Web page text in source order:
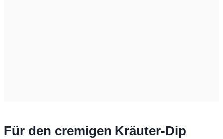
Für den cremigen Kräuter-Dip